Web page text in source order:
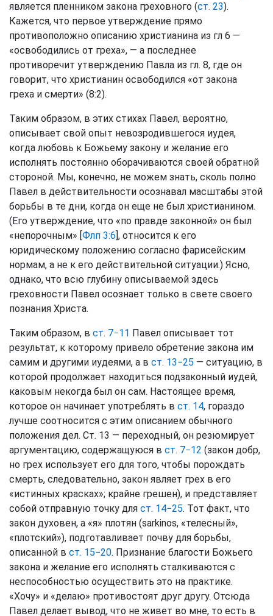
является пленником закона греховного (ст. 23).
Кажется, что первое утверждение прямо
противоположно описанию христианина из гл 6 —
«освободились от греха», — а последнее
противоречит утверждению Павла из гл. 8, где он
говорит, что христианин освободился «от закона
греха и смерти» (8:2).
Таким образом, в этих стихах Павел, вероятно,
описывает свой опыт невозродившегося иудея,
когда любовь к Божьему закону и желание его
исполнять постоянно оборачиваются своей обратной
стороной. Мы, конечно, не можем знать, сколь полно
Павел в действительности осознавал масштабы этой
борьбы в те дни, когда он еще не был христианином.
(Его утверждение, что «по правде законной» он был
«непорочным» [Флп 3:6], относится к его
юридическому положению согласно фарисейским
нормам, а не к его действительной ситуации.) Ясно,
однако, что всю глубину описываемой здесь
греховности Павел осознает только в свете своего
познания Христа.
Таким образом, в ст. 7−11 Павел описывает тот
результат, к которому привело обретение закона им
самим и другими иудеями, а в ст. 13−25 — ситуацию, в
которой продолжает находиться подзаконный иудей,
каковым некогда был он сам. Настоящее время,
которое он начинает употреблять в ст. 14, гораздо
лучше соотносится с этим описанием обычного
положения дел. Ст. 13 — переходный, он резюмирует
аргументацию, содержащуюся в ст. 7−12 (закон добр,
но грех использует его для того, чтобы порождать
смерть, следовательно, закон являет грех в его
«истинных красках»; крайне грешен), и представляет
собой отправную точку для ст. 14−25. Тот факт, что
закон духовен, а «я» плотян (sarkinos, «телесный»,
«плотский»), подготавливает почву для борьбы,
описанной в ст. 15−20. Признание благости Божьего
закона и желание его исполнять сталкиваются с
неспособностью осуществить это на практике.
«Хочу» и «делаю» противостоят друг другу. Отсюда
Павел делает вывод, что не живет во мне, то есть в